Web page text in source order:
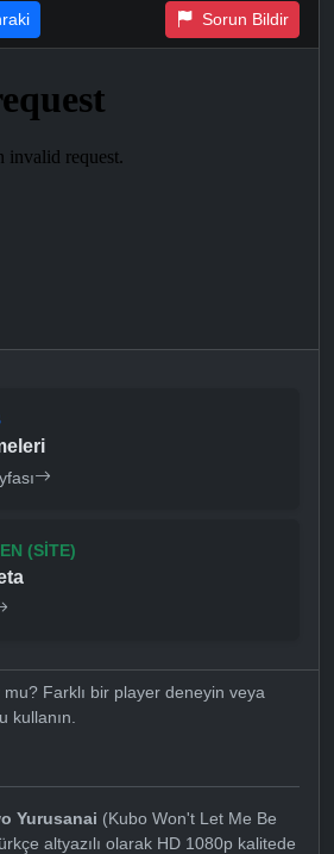
Sorun Bildir
(SITE)
Farklı bir player deneyin veya
kullanın.
Yurusanai (Kubo Won't Let Me Be
altyazılı olarak HD 1080p kalitede